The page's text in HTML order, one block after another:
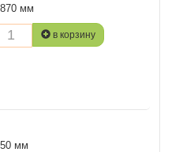
мм
в корзину
мм